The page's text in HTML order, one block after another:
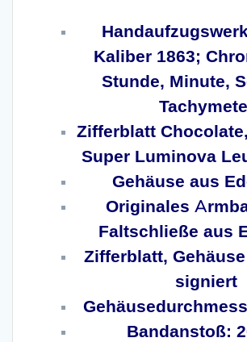
Kaliber 1863;
Stunde, Minute,
Zifferblatt
Super Luminova
Gehäuse aus
Originales
Faltschließe aus
Zifferblatt,
signiert
Bandanstoß: